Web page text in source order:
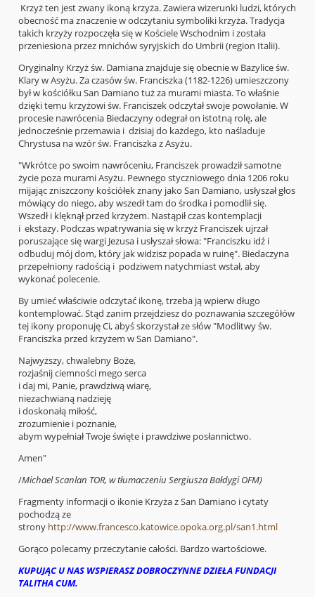
Krzyż ten jest zwany ikoną krzyża. Zawiera wizerunki ludzi, których
obecność ma znaczenie w odczytaniu symboliki krzyża. Tradycja
takich krzyży rozpoczęła się w Kościele Wschodnim i została
przeniesiona przez mnichów syryjskich do Umbrii (region Italii).
Oryginalny Krzyż św. Damiana znajduje się obecnie w Bazylice św.
Klary w Asyżu. Za czasów św. Franciszka (1182-1226) umieszczony
był w kościółku San Damiano tuż za murami miasta. To właśnie
dzięki temu krzyżowi św. Franciszek odczytał swoje powołanie. W
procesie nawrócenia Biedaczyny odegrał on istotną rolę, ale
jednocześnie przemawia i dzisiaj do każdego, kto naśladuje
Chrystusa na wzór św. Franciszka z Asyżu.
"Wkrótce po swoim nawróceniu, Franciszek prowadził samotne
życie poza murami Asyżu. Pewnego styczniowego dnia 1206 roku
mijając zniszczony kościółek znany jako San Damiano, usłyszał głos
mówiący do niego, aby wszedł tam do środka i pomodlił się.
Wszedł i klęknął przed krzyżem. Nastąpił czas kontemplacji
i ekstazy. Podczas wpatrywania się w krzyż Franciszek ujrzał
poruszające się wargi Jezusa i usłyszał słowa: "Franciszku idź i
odbuduj mój dom, który jak widzisz popada w ruinę". Biedaczyna
przepełniony radością i podziwem natychmiast wstał, aby
wykonać polecenie.
By umieć właściwie odczytać ikonę, trzeba ją wpierw długo
kontemplować. Stąd zanim przejdziesz do poznawania szczegółów
tej ikony proponuję Ci, abyś skorzystał ze słów "Modlitwy św.
Franciszka przed krzyżem w San Damiano".
Najwyższy, chwalebny Boże,
rozjaśnij ciemności mego serca
i daj mi, Panie, prawdziwą wiarę,
niezachwianą nadzieję
i doskonałą miłość,
zrozumienie i poznanie,
abym wypełniał Twoje święte i prawdziwe posłannictwo.
Amen"
/Michael Scanlan TOR, w tłumaczeniu Sergiusza Bałdygi OFM)
Fragmenty informacji o ikonie Krzyża z San Damiano i cytaty
pochodzą ze
strony http://www.francesco.katowice.opoka.org.pl/san1.html
Gorąco polecamy przeczytanie całości. Bardzo wartościowe.
KUPUJĄC U NAS WSPIERASZ DOBROCZYNNE DZIEŁA FUNDACJI
TALITHA CUM.